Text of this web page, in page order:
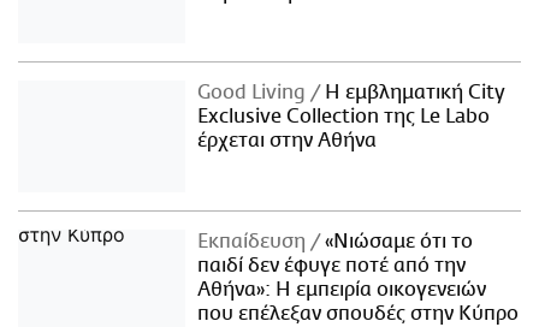
Good Living
Η εμβληματική City
Exclusive Collection της Le Labo
έρχεται στην Αθήνα
Εκπαίδευση
«Νιώσαμε ότι το
παιδί δεν έφυγε ποτέ από την
Αθήνα»: Η εμπειρία οικογενειών
που επέλεξαν σπουδές στην Κύπρο